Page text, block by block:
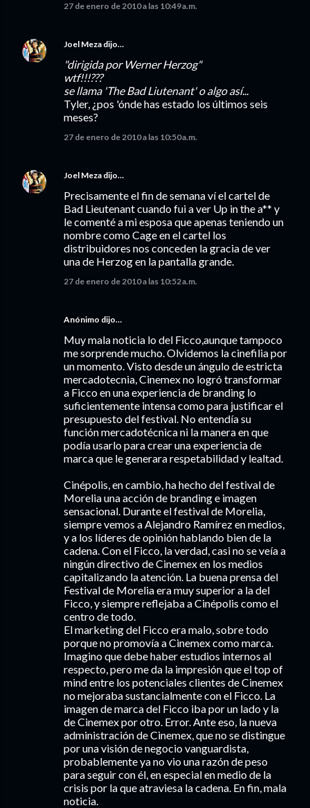
27 de enero de 2010 a las 10:49 a.m.
Joel Meza dijo…
"dirigida por Werner Herzog"
wtf!!!???
se llama 'The Bad Liutenant' o algo así...
Tyler, ¿pos 'ónde has estado los últimos seis
meses?
27 de enero de 2010 a las 10:50 a.m.
Joel Meza dijo…
Precisamente el fin de semana ví el cartel de
Bad Lieutenant cuando fui a ver Up in the a** y
le comenté a mi esposa que apenas teniendo un
nombre como Cage en el cartel los
distribuidores nos conceden la gracia de ver
una de Herzog en la pantalla grande.
27 de enero de 2010 a las 10:52 a.m.
Anónimo dijo…
Muy mala noticia lo del Ficco,aunque tampoco
me sorprende mucho. Olvidemos la cinefilia por
un momento. Visto desde un ángulo de estricta
mercadotecnia, Cinemex no logró transformar
a Ficco en una experiencia de branding lo
suficientemente intensa como para justificar el
presupuesto del festival. No entendía su
función mercadotécnica ni la manera en que
podía usarlo para crear una experiencia de
marca que le generara respetabilidad y lealtad.
Cinépolis, en cambio, ha hecho del festival de
Morelia una acción de branding e imagen
sensacional. Durante el festival de Morelia,
siempre vemos a Alejandro Ramírez en medios,
y a los líderes de opinión hablando bien de la
cadena. Con el Ficco, la verdad, casi no se veía a
ningún directivo de Cinemex en los medios
capitalizando la atención. La buena prensa del
Festival de Morelia era muy superior a la del
Ficco, y siempre reflejaba a Cinépolis como el
centro de todo.
El marketing del Ficco era malo, sobre todo
porque no promovía a Cinemex como marca.
Imagino que debe haber estudios internos al
respecto, pero me da la impresión que el top of
mind entre los potenciales clientes de Cinemex
no mejoraba sustancialmente con el Ficco. La
imagen de marca del Ficco iba por un lado y la
de Cinemex por otro. Error. Ante eso, la nueva
administración de Cinemex, que no se distingue
por una visión de negocio vanguardista,
probablemente ya no vio una razón de peso
para seguir con él, en especial en medio de la
crisis por la que atraviesa la cadena. En fin, mala
noticia.